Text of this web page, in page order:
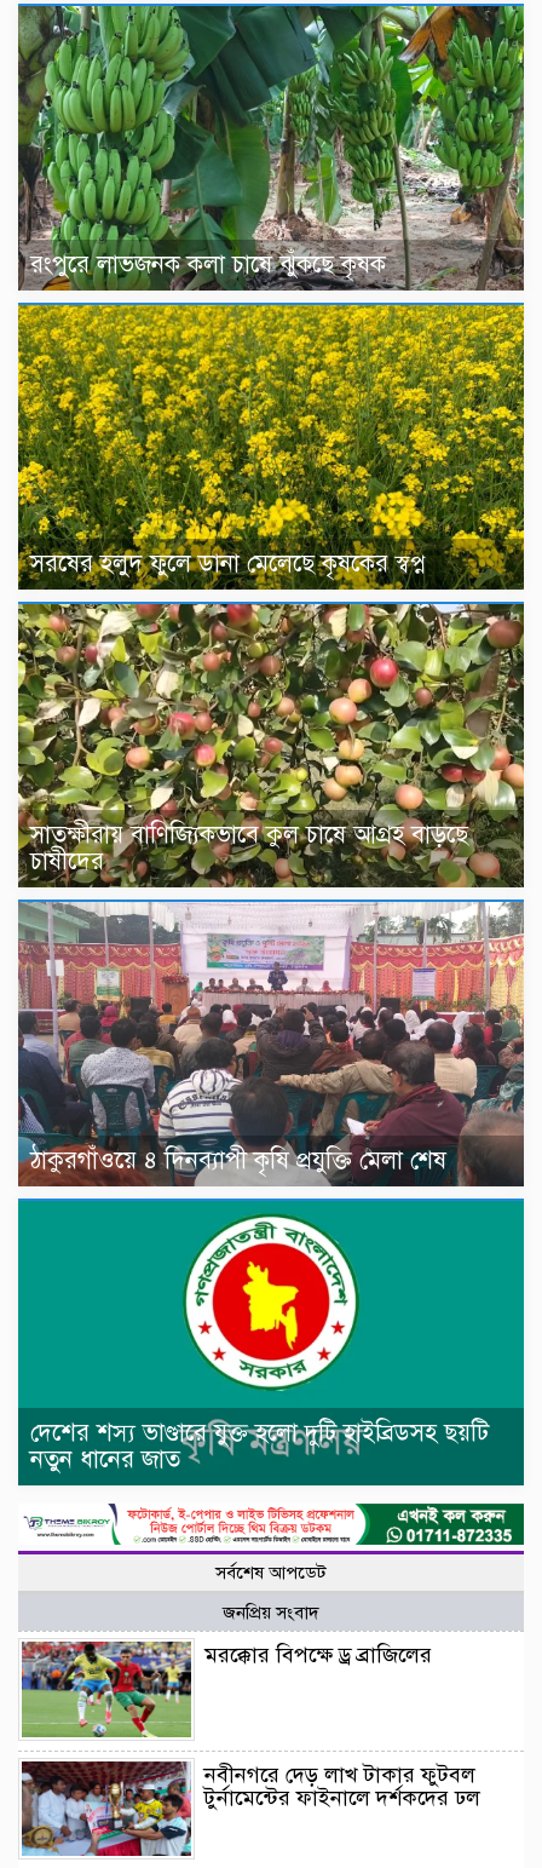
রংপুরে লাভজনক কলা চাষে ঝুঁকছে কৃষক
সরষের হলুদ ফুলে ডানা মেলেছে কৃষকের স্বপ্ন
সাতক্ষীরায় বাণিজ্যিকভাবে কুল চাষে আগ্রহ বাড়ছে
চাষীদের
ঠাকুরগাঁওয়ে ৪ দিনব্যাপী কৃষি প্রযুক্তি মেলা শেষ
দেশের শস্য ভাণ্ডারে যুক্ত হলো দুটি হাইব্রিডসহ ছয়টি
নতুন ধানের জাত
সর্বশেষ আপডেট
জনপ্রিয় সংবাদ
মরক্কোর বিপক্ষে ড্র ব্রাজিলের
নবীনগরে দেড় লাখ টাকার ফুটবল
টুর্নামেন্টের ফাইনালে দর্শকদের ঢল